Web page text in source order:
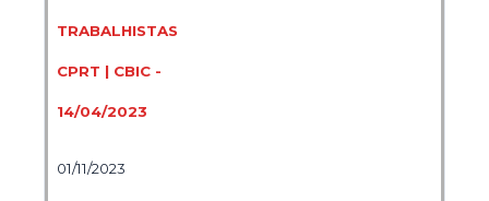
TRABALHISTAS
CPRT | CBIC -
14/04/2023
01/11/2023